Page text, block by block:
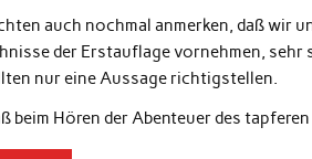
auch nochmal anmerken, daß wir
der Erstauflage vornehmen, sehr
nur eine Aussage richtigstellen.
beim Hören der Abenteuer des